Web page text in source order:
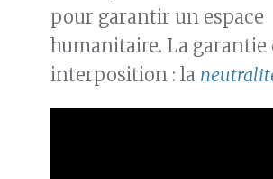
pour garantir un espace
humanitaire. La garantie
interposition : la